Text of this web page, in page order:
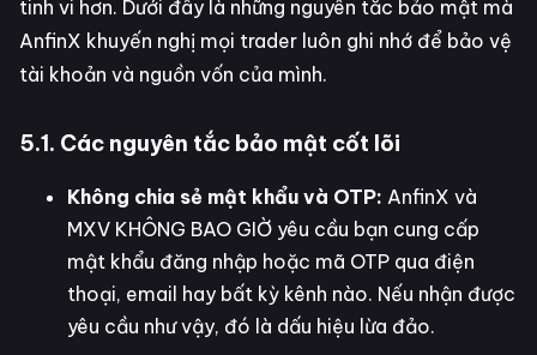
tinh vi hơn. Dưới đây là những nguyên tắc bảo mật mà
AnfinX khuyến nghị mọi trader luôn ghi nhớ để bảo vệ
tài khoản và nguồn vốn của mình.
5.1. Các nguyên tắc bảo mật cốt lõi
Không chia sẻ mật khẩu và OTP: AnfinX và
MXV KHÔNG BAO GIỜ yêu cầu bạn cung cấp
mật khẩu đăng nhập hoặc mã OTP qua điện
thoại, email hay bất kỳ kênh nào. Nếu nhận được
yêu cầu như vậy, đó là dấu hiệu lừa đảo.